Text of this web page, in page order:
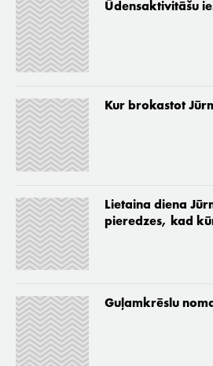
Ūdensaktivitāšu
Kur brokastot
Lietaina diena
pieredzes, kad
Guļamkrēslu